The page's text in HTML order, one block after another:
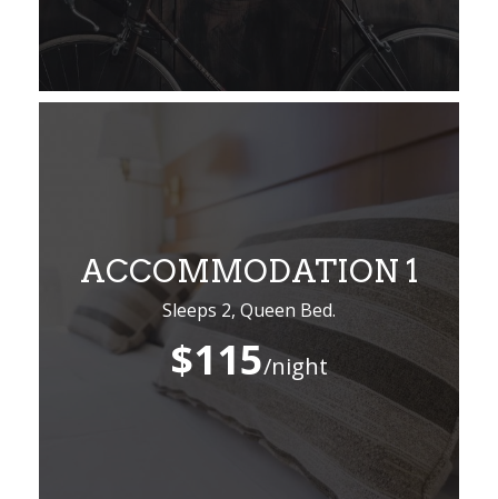
ACCOMMODATION 1
Sleeps 2, Queen Bed.
$115/night